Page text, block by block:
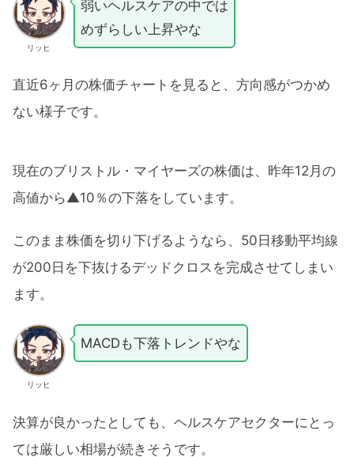
リッヒ
弱いヘルスケアの中では
めずらしい上昇やな
直近6ヶ月の株価チャートを見ると、方向感がつかめ
ない様子です。
現在のブリストル・マイヤーズの株価は、昨年12月の
高値から▲10％の下落をしています。
このまま株価を切り下げるようなら、50日移動平均線
が200日を下抜けるデッドクロスを完成させてしまい
ます。
リッヒ
MACDも下落トレンドやな
決算が良かったとしても、ヘルスケアセクターにとっ
ては厳しい相場が続きそうです。